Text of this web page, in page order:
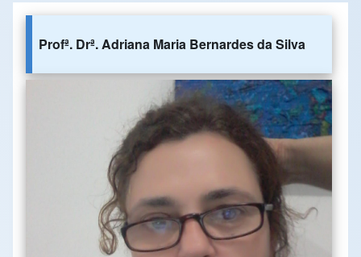
Profª. Drª. Adriana Maria Bernardes da Silva